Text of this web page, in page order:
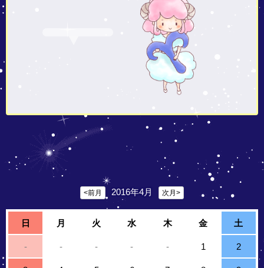
<前月 2016年4月 次月>
日 月 火 水 木 金 土
- - - - - 1 2